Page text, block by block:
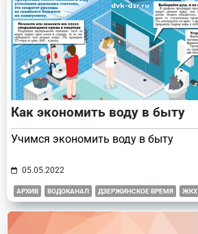
Как экономить воду в быту
Учимся экономить воду в быту
05.05.2022
АРХИВ ВОДОКАНАЛ ДЗЕРЖИНСКОЕ ВРЕМЯ ЖКХ